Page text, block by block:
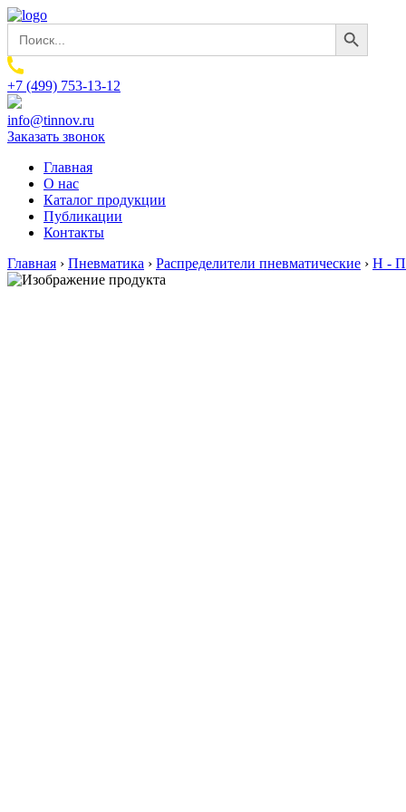
Search
for:
Search Button
+7 (499) 753-13-12
info@tinnov.ru
Заказать звонок
Главная
О нас
Каталог продукции
Публикации
Контакты
Главная › Пневматика › Распределители пневматические › H -